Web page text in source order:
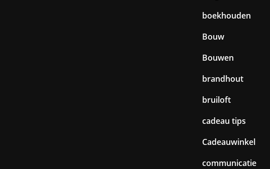
boekhouden
Bouw
Bouwen
brandhout
bruiloft
cadeau tips
Cadeauwinkel
communicatie